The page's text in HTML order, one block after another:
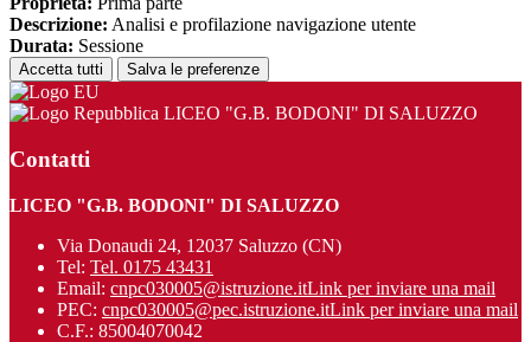
Descrizione: Analisi e profilazione navigazione utente
Durata: Sessione
Accetta tutti Salva le preferenze
LICEO "G.B. BODONI" DI SALUZZO
Contatti
LICEO "G.B. BODONI" DI SALUZZO
Via Donaudi 24, 12037 Saluzzo (CN)
Tel: Tel. 0175 43431
Email: cnpc030005@istruzione.itLink per inviare una mail
PEC: cnpc030005@pec.istruzione.itLink per inviare una mail
C.F.: 85004070042